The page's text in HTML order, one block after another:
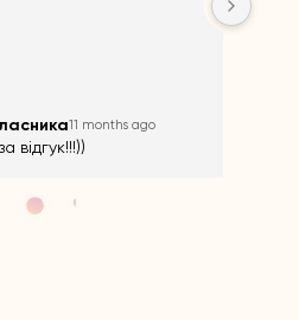
11 months ago
відгук!!!))